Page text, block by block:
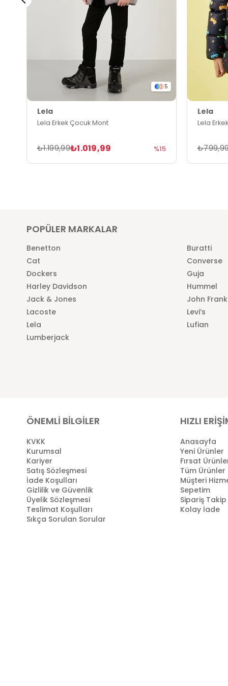
5
Lela
Lela Erkek Çocuk Mont
₺1.019,99
₺1.199,99 %15
Lela
Lela
POPÜLER MARKALAR
Benetton
Buratti
Cat
Converse
Dockers
Guja
Harley Davidson
Hummel
Jack & Jones
John Frank
Lacoste
Levi’s
Lela
Lufian
Lumberjack
ÖNEMLİ BİLGİLER
KVKK
Kurumsal
Kariyer
Satış Sözleşmesi
İade Koşulları
Gizlilik ve Güvenlik
Üyelik Sözleşmesi
Teslimat Koşulları
Sıkça Sorulan Sorular
HIZLI
Anasayfa
Yeni Ürünler
Fırsat
Tüm Ürünler
Müşteri
Sepetim
Sipariş Takip
Kolay İade